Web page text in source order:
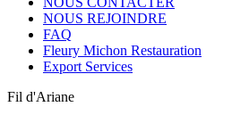
NOUS REJOINDRE
FAQ
Fleury Michon Restauration
Export Services
Fil d'Ariane